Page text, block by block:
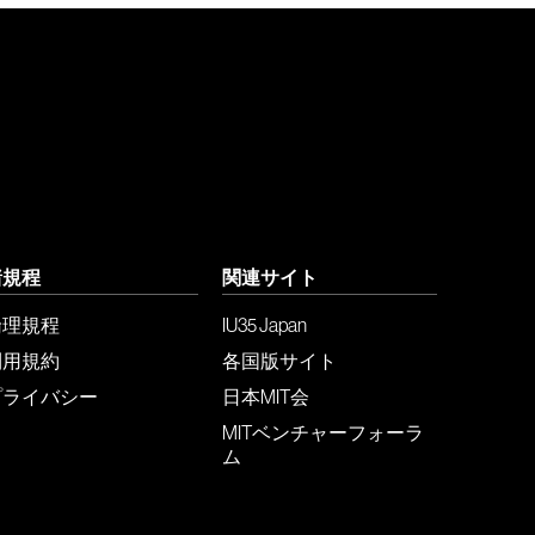
程
規程
規約
イバシー
関連サイト
IU35 Japan
各国版サイト
日本MIT会
MITベンチャーフォーラ
ム